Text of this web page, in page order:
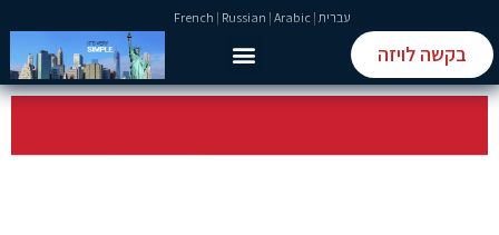
עברית |
French | Russian | Arabic
בקשה לויזה